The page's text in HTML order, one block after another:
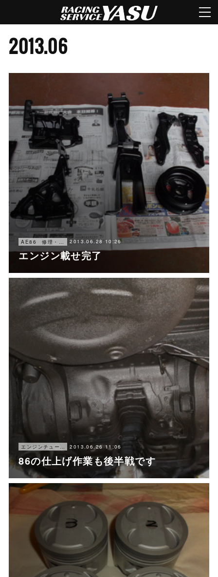
2013.06
2013.06.28 10:26
エンジン載せ完了
エンジンチューニング 2013.06.26 11:06
86の仕上げ作業も後半戦です